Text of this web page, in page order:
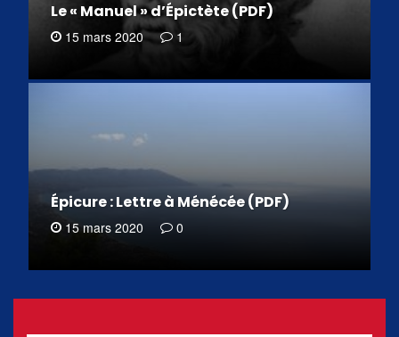
Le « Manuel » d’Épictète (PDF)
15 mars 2020 1
Épicure : Lettre à Ménécée (PDF)
15 mars 2020 0